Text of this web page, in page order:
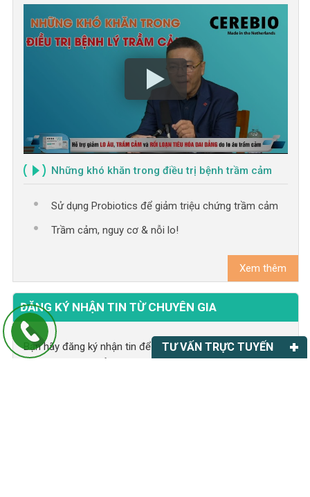
Những khó khăn trong điều trị bệnh trầm cảm
Sử dụng Probiotics để giảm triệu chứng trầm cảm
Trầm cảm, nguy cơ & nỗi lo!
Xem thêm
ĐĂNG KÝ NHẬN TIN TỪ CHUYÊN GIA
Bạn hãy đăng ký nhận tin để nhận những thông tin bổ ích
và chương trình của chúng tôi
TƯ VẤN TRỰC TUYẾN